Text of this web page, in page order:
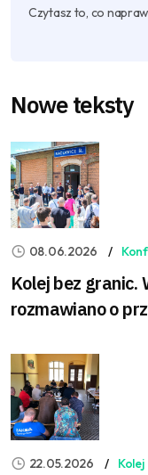
Czytasz to, co
Nowe teksty
08.06.2026
Kolej bez granic.
rozmawiano o
22.05.2026 Kolej